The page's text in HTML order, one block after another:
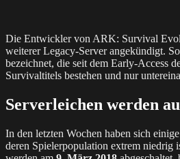
Die Entwickler von ARK: Survival
weiterer Legacy-Server angekündigt.
bezeichnet, die seit dem Early-Access
Survivaltitels bestehen und nur
Serverleichen werden
In den letzten Wochen haben sich
deren Spielerpopulation extrem niedrig